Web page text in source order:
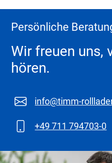
Persönliche
Wir freuen uns,
hören.
info@timm-
+49 711 794703-0